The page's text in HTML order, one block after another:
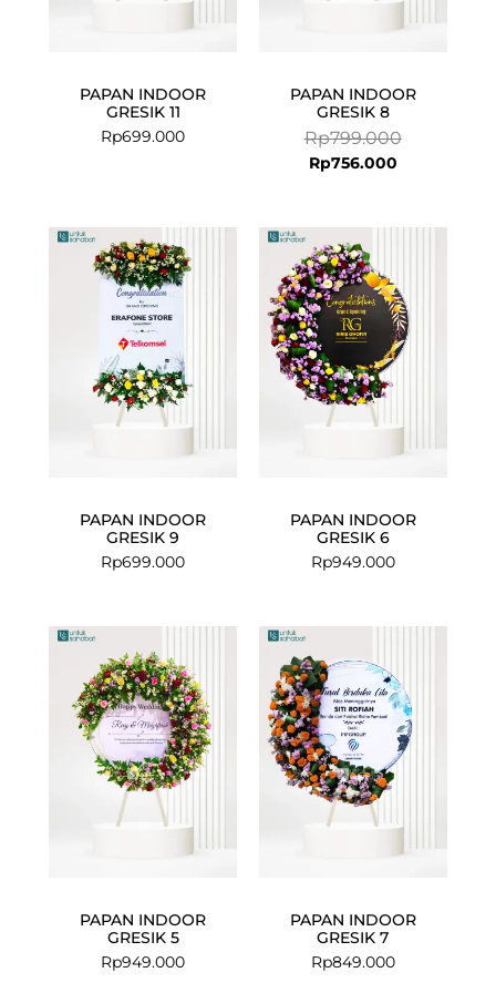
PAPAN INDOOR
GRESIK 11
Rp699.000
PAPAN INDOOR
GRESIK 8
Rp799.000
Rp756.000
PAPAN INDOOR
GRESIK 9
Rp699.000
PAPAN INDOOR
GRESIK 6
Rp949.000
PAPAN INDOOR
GRESIK 5
Rp949.000
PAPAN INDOOR
GRESIK 7
Rp849.000